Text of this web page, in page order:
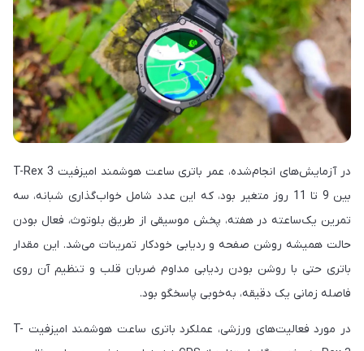
در آزمایش‌های انجام‌شده، عمر باتری ساعت هوشمند امیزفیت T-Rex 3
بین 9 تا 11 روز متغیر بود، که این عدد شامل خواب‌گذاری شبانه، سه
تمرین یک‌ساعته در هفته، پخش موسیقی از طریق بلوتوث، فعال بودن
حالت همیشه روشن صفحه و ردیابی خودکار تمرینات می‌شد. این مقدار
باتری حتی با روشن بودن ردیابی مداوم ضربان قلب و تنظیم آن روی
فاصله زمانی یک دقیقه، به‌خوبی پاسخگو بود.
در مورد فعالیت‌های ورزشی، عملکرد باتری ساعت هوشمند امیزفیت T-